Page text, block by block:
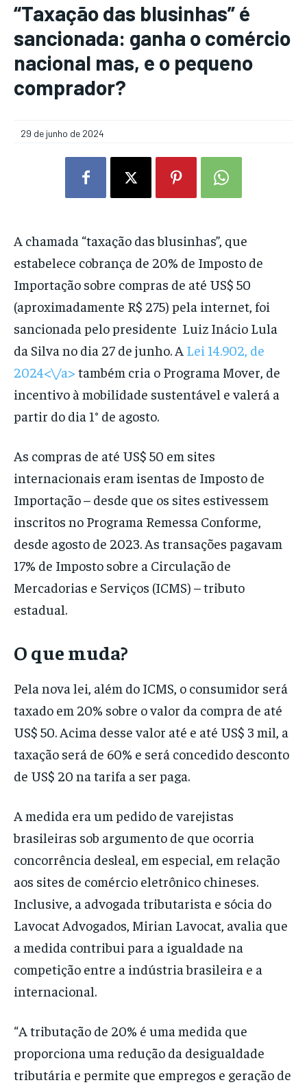
“Taxação das blusinhas” é
sancionada: ganha o comércio
nacional mas, e o pequeno
comprador?
29 de junho de 2024
A chamada “taxação das blusinhas”, que
estabelece cobrança de 20% de Imposto de
Importação sobre compras de até US$ 50
(aproximadamente R$ 275) pela internet, foi
sancionada pelo presidente Luiz Inácio Lula
da Silva no dia 27 de junho. A Lei 14.902, de
2024<\/a> também cria o Programa Mover, de
incentivo à mobilidade sustentável e valerá a
partir do dia 1° de agosto.
As compras de até US$ 50 em sites
internacionais eram isentas de Imposto de
Importação – desde que os sites estivessem
inscritos no Programa Remessa Conforme,
desde agosto de 2023. As transações pagavam
17% de Imposto sobre a Circulação de
Mercadorias e Serviços (ICMS) – tributo
estadual.
O que muda?
Pela nova lei, além do ICMS, o consumidor será
taxado em 20% sobre o valor da compra de até
US$ 50. Acima desse valor até e até US$ 3 mil, a
taxação será de 60% e será concedido desconto
de US$ 20 na tarifa a ser paga.
A medida era um pedido de varejistas
brasileiras sob argumento de que ocorria
concorrência desleal, em especial, em relação
aos sites de comércio eletrônico chineses.
Inclusive, a advogada tributarista e sócia do
Lavocat Advogados, Mirian Lavocat, avalia que
a medida contribui para a igualdade na
competição entre a indústria brasileira e a
internacional.
“A tributação de 20% é uma medida que
proporciona uma redução da desigualdade
tributária e permite que empregos e geração de